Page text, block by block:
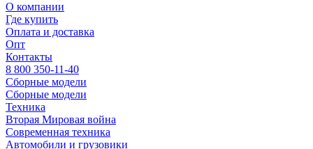
О компании
Где купить
Оплата и доставка
Опт
Контакты
8 800 350-11-40
Сборные модели
Сборные модели
Техника
Вторая Мировая война
Современная техника
Автомобили и грузовики